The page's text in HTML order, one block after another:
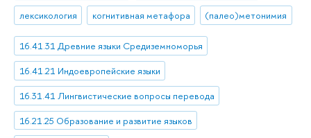
лексикология
когнитивная метафора (палео)метонимия
16.41.31 Древние языки Средиземноморья
16.41.21 Индоевропейские языки
16.31.41 Лингвистические вопросы перевода
16.21.25 Образование и развитие языков